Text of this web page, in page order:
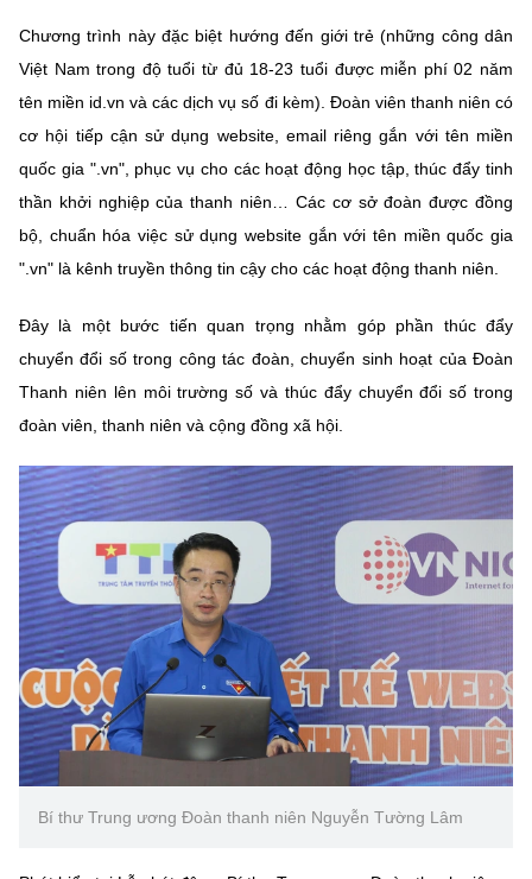
Chương trình này đặc biệt hướng đến giới trẻ (những công dân
Việt Nam trong độ tuổi từ đủ 18-23 tuổi được miễn phí 02 năm
tên miền id.vn và các dịch vụ số đi kèm). Đoàn viên thanh niên có
cơ hội tiếp cận sử dụng website, email riêng gắn với tên miền
quốc gia ".vn", phục vụ cho các hoạt động học tập, thúc đẩy tinh
thần khởi nghiệp của thanh niên… Các cơ sở đoàn được đồng
bộ, chuẩn hóa việc sử dụng website gắn với tên miền quốc gia
".vn" là kênh truyền thông tin cậy cho các hoạt động thanh niên.
Đây là một bước tiến quan trọng nhằm góp phần thúc đẩy
chuyển đổi số trong công tác đoàn, chuyển sinh hoạt của Đoàn
Thanh niên lên môi trường số và thúc đẩy chuyển đổi số trong
đoàn viên, thanh niên và cộng đồng xã hội.
Bí thư Trung ương Đoàn thanh niên Nguyễn Tường Lâm